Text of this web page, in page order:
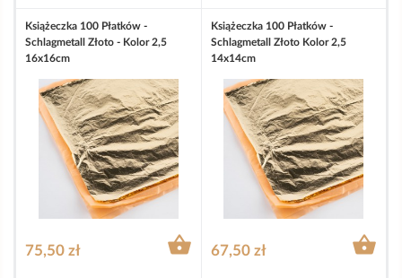
Książeczka 100 Płatków -
Schlagmetall Złoto - Kolor 2,5
16x16cm
75,50 zł 
Książeczka 100 Płatków -
Schlagmetall Złoto Kolor 2,5
14x14cm
67,50 zł 